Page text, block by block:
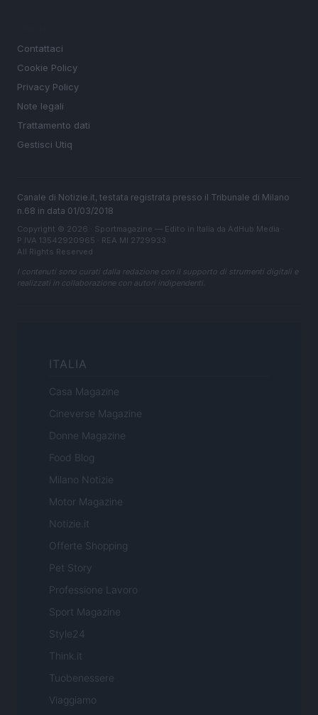
Contattaci
Cookie Policy
Privacy Policy
Note legali
Trattamento dati
Gestisci Utiq
Canale di Notizie.it, testata registrata presso il Tribunale di Milano
n.68 in data 01/03/2018
Copyright © 2026 · Sportmagazine — Edito in Italia da AdHub Media
P.IVA 13542920965 · REA MI 2729933
All Rights Reserved
I contenuti sono curati dalla redazione con il supporto di strumenti digitali e
realizzati in collaborazione con autori indipendenti.
ITALIA
Casa Magazine
Cineverse Magazine
Donne Magazine
Food Blog
Milano Notizie
Motor Magazine
Notizie.it
Offerte Shopping
Pet Story
Professione Lavoro
Sport Magazine
Style24
Think.it
Tuobenessere
Viaggiamo